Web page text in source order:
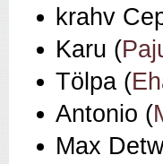
krahv
Karu (
Tölpa (
Antonio (
Max